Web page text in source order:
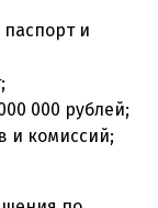
и
000 рублей;
и комиссий;